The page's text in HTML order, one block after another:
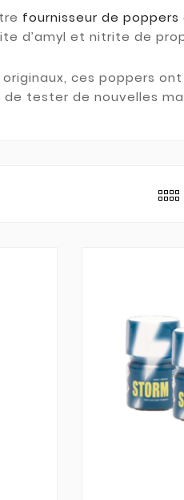
fournisseur de poppers
d’amyl et nitrite de
originaux, ces poppers
tester de nouvelles